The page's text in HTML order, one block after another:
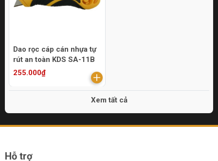
Dao rọc cáp cán nhựa tự
rút an toàn KDS SA-11B
255.000₫
Xem tất cả
Hỗ trợ